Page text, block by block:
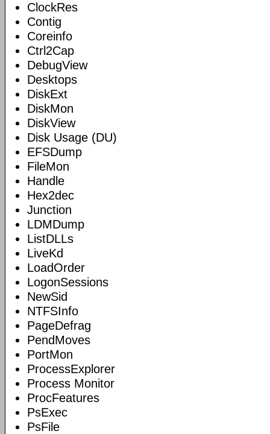
ClockRes
Contig
Coreinfo
Ctrl2Cap
DebugView
Desktops
DiskExt
DiskMon
DiskView
Disk Usage (DU)
EFSDump
FileMon
Handle
Hex2dec
Junction
LDMDump
ListDLLs
LiveKd
LoadOrder
LogonSessions
NewSid
NTFSInfo
PageDefrag
PendMoves
PortMon
ProcessExplorer
Process Monitor
ProcFeatures
PsExec
PsFile